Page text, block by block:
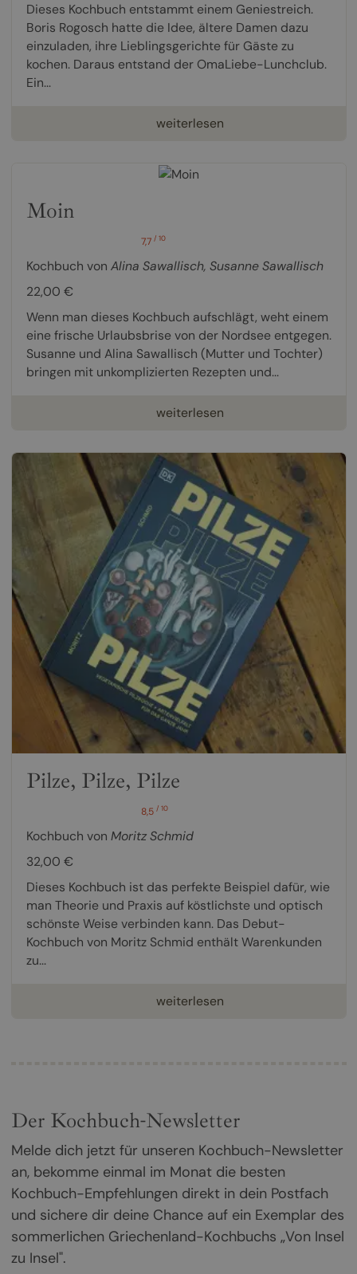
Dieses Kochbuch entstammt einem Geniestreich.
Boris Rogosch hatte die Idee, ältere Damen dazu
einzuladen, ihre Lieblingsgerichte für Gäste zu
kochen. Daraus entstand der OmaLiebe-Lunchclub.
Ein...
weiterlesen
Moin
7,7/ 10
Kochbuch von Alina Sawallisch, Susanne Sawallisch
22,00 €
Wenn man dieses Kochbuch aufschlägt, weht einem
eine frische Urlaubsbrise von der Nordsee entgegen.
Susanne und Alina Sawallisch (Mutter und Tochter)
bringen mit unkomplizierten Rezepten und...
weiterlesen
Pilze, Pilze, Pilze
8,5/ 10
Kochbuch von Moritz Schmid
32,00 €
Dieses Kochbuch ist das perfekte Beispiel dafür, wie
man Theorie und Praxis auf köstlichste und optisch
schönste Weise verbinden kann. Das Debut-
Kochbuch von Moritz Schmid enthält Warenkunden
zu...
weiterlesen
Der Kochbuch-Newsletter
Melde dich jetzt für unseren Kochbuch-Newsletter
an, bekomme einmal im Monat die besten
Kochbuch-Empfehlungen direkt in dein Postfach
und sichere dir deine Chance auf ein Exemplar des
sommerlichen Griechenland-Kochbuchs „Von Insel
zu Insel".